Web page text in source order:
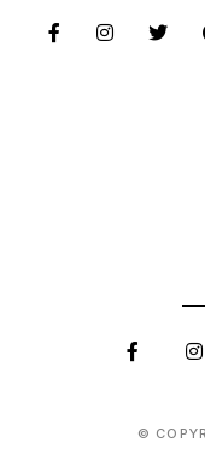
©